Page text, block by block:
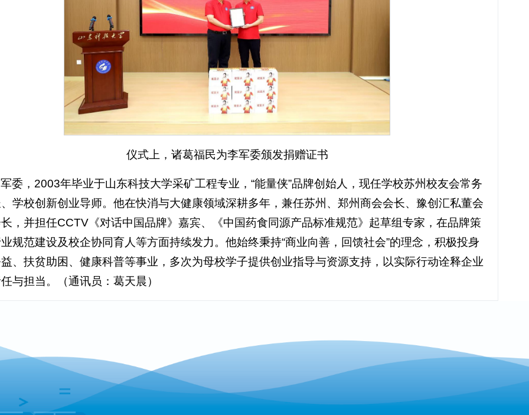
仪式上，诸葛福民为李军委颁发捐赠证书
委，2003年毕业于山东科技大学采矿工程专业，“能量侠”品牌创始人，现任学校苏州校友会常务
学校创新创业导师。他在快消与大健康领域深耕多年，兼任苏州、郑州商会会长、豫创汇私董会
，并担任CCTV《对话中国品牌》嘉宾、《中国药食同源产品标准规范》起草组专家，在品牌策
规范建设及校企协同育人等方面持续发力。他始终秉持“商业向善，回馈社会”的理念，积极投身
、扶贫助困、健康科普等事业，多次为母校学子提供创业指导与资源支持，以实际行动诠释企业
与担当。（通讯员：葛天晨）